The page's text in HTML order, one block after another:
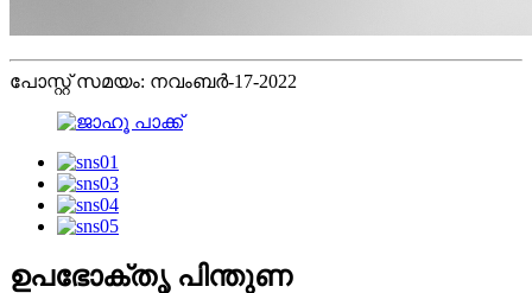
പോസ്റ്റ് സമയം: നവംബർ-17-2022
ഉപഭോക്തൃ പിന്തുണ